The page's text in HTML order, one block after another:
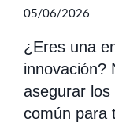
05/06/2026
¿Eres una
innovación?
asegurar
común para